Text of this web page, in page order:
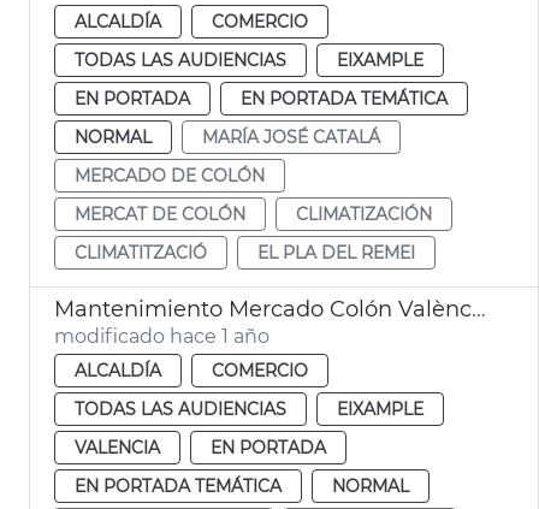
ALCALDÍA
COMERCIO
TODAS LAS AUDIENCIAS
EIXAMPLE
EN PORTADA
EN PORTADA TEMÁTICA
NORMAL
MARÍA JOSÉ CATALÁ
MERCADO DE COLÓN
MERCAT DE COLÓN
CLIMATIZACIÓN
CLIMATITZACIÓ
EL PLA DEL REMEI
Mantenimiento Mercado Colón València
modificado hace 1 año
ALCALDÍA
COMERCIO
TODAS LAS AUDIENCIAS
EIXAMPLE
VALENCIA
EN PORTADA
EN PORTADA TEMÁTICA
NORMAL